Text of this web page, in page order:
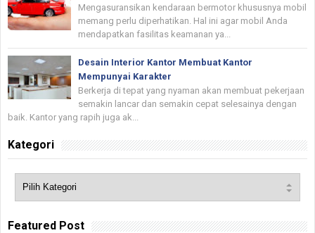
Mengasuransikan kendaraan bermotor khususnya mobil
memang perlu diperhatikan. Hal ini agar mobil Anda
mendapatkan fasilitas keamanan ya...
Desain Interior Kantor Membuat Kantor
Mempunyai Karakter
Berkerja di tepat yang nyaman akan membuat pekerjaan
semakin lancar dan semakin cepat selesainya dengan
baik. Kantor yang rapih juga ak...
Kategori
Featured Post